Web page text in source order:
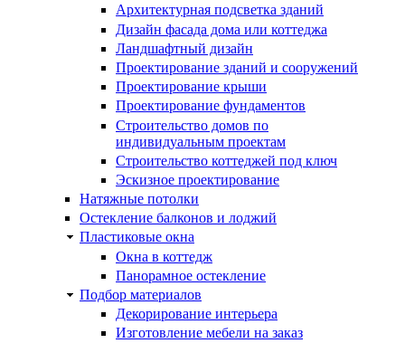
Архитектурная подсветка зданий
Дизайн фасада дома или коттеджа
Ландшафтный дизайн
Проектирование зданий и сооружений
Проектирование крыши
Проектирование фундаментов
Строительство домов по
индивидуальным проектам
Строительство коттеджей под ключ
Эскизное проектирование
Натяжные потолки
Остекление балконов и лоджий
Пластиковые окна
Окна в коттедж
Панорамное остекление
Подбор материалов
Декорирование интерьера
Изготовление мебели на заказ